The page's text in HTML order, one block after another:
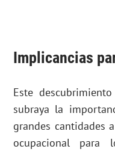
Implicancias
Este
subraya la
grandes cantidades
ocupacional para